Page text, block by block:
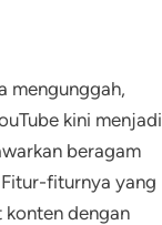
mengunggah,
kini menjadi
beragam
fiturnya yang
konten dengan